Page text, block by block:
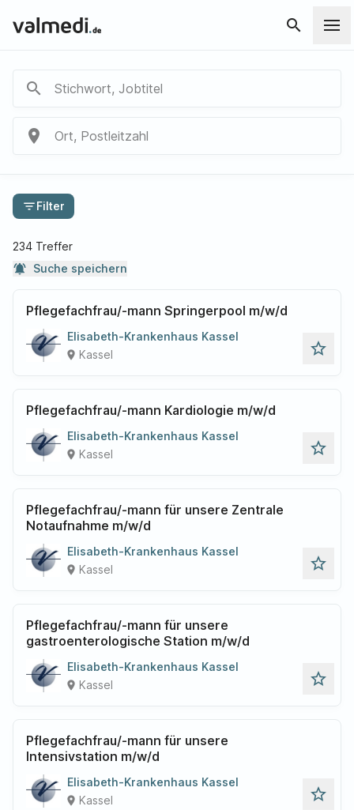
search
search Stichwort, Jobtitel
place Ort, Postleitzahl
filter_listFilter
234 Treffer
notifications_active Suche speichern
Pflegefachfrau/-mann Springerpool m/w/d
Elisabeth-Krankenhaus Kassel
place Kassel star_outline
Pflegefachfrau/-mann Kardiologie m/w/d
Elisabeth-Krankenhaus Kassel
place Kassel star_outline
Pflegefachfrau/-mann für unsere Zentrale
Notaufnahme m/w/d
Elisabeth-Krankenhaus Kassel
place Kassel star_outline
Pflegefachfrau/-mann für unsere
gastroenterologische Station m/w/d
Elisabeth-Krankenhaus Kassel
place Kassel star_outline
Pflegefachfrau/-mann für unsere
Intensivstation m/w/d
Elisabeth-Krankenhaus Kassel
place Kassel star_outline